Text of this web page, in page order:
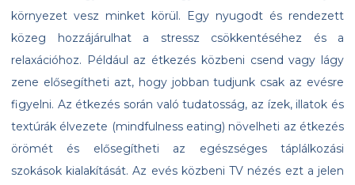
környezet vesz minket körül. Egy nyugodt és rendezett
közeg hozzájárulhat a stressz csökkentéséhez és a
relaxációhoz. Például az étkezés közbeni csend vagy lágy
zene elősegítheti azt, hogy jobban tudjunk csak az evésre
figyelni. Az étkezés során való tudatosság, az ízek, illatok és
textúrák élvezete (mindfulness eating) növelheti az étkezés
örömét és elősegítheti az egészséges táplálkozási
szokások kialakítását. Az evés közbeni TV nézés ezt a jelen